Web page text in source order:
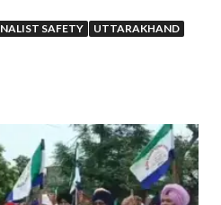
SAFETY UTTARAKHAND